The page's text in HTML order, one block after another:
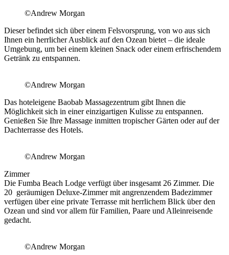
©Andrew Morgan
Dieser befindet sich über einem Felsvorsprung, von wo aus sich
Ihnen ein herrlicher Ausblick auf den Ozean bietet – die ideale
Umgebung, um bei einem kleinen Snack oder einem erfrischendem
Getränk zu entspannen.
©Andrew Morgan
Das hoteleigene Baobab Massagezentrum gibt Ihnen die
Möglichkeit sich in einer einzigartigen Kulisse zu entspannen.
Genießen Sie Ihre Massage inmitten tropischer Gärten oder auf der
Dachterrasse des Hotels.
©Andrew Morgan
Zimmer
Die Fumba Beach Lodge verfügt über insgesamt 26 Zimmer. Die
20 geräumigen Deluxe-Zimmer mit angrenzendem Badezimmer
verfügen über eine private Terrasse mit herrlichem Blick über den
Ozean und sind vor allem für Familien, Paare und Alleinreisende
gedacht.
©Andrew Morgan